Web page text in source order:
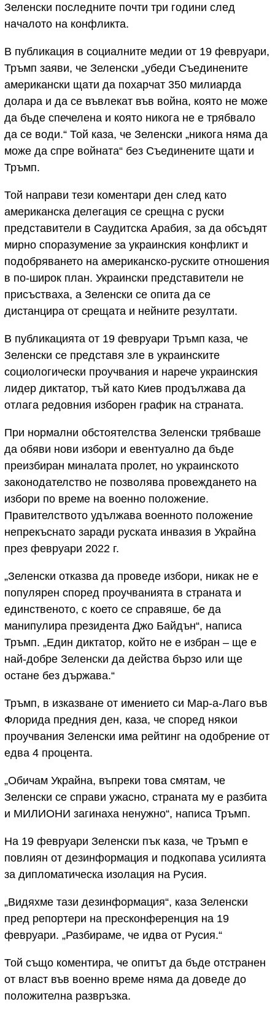
Зеленски последните почти три години след
началото на конфликта.
В публикация в социалните медии от 19 февруари,
Тръмп заяви, че Зеленски „убеди Съединените
американски щати да похарчат 350 милиарда
долара и да се въвлекат във война, която не може
да бъде спечелена и която никога не е трябвало
да се води.“ Той каза, че Зеленски „никога няма да
може да спре войната“ без Съединените щати и
Тръмп.
Той направи тези коментари ден след като
американска делегация се срещна с руски
представители в Саудитска Арабия, за да обсъдят
мирно споразумение за украинския конфликт и
подобряването на американско-руските отношения
в по-широк план. Украински представители не
присъстваха, а Зеленски се опита да се
дистанцира от срещата и нейните резултати.
В публикацията от 19 февруари Тръмп каза, че
Зеленски се представя зле в украинските
социологически проучвания и нарече украинския
лидер диктатор, тъй като Киев продължава да
отлага редовния изборен график на страната.
При нормални обстоятелства Зеленски трябваше
да обяви нови избори и евентуално да бъде
преизбиран миналата пролет, но украинското
законодателство не позволява провеждането на
избори по време на военно положение.
Правителството удължава военното положение
непрекъснато заради руската инвазия в Украйна
през февруари 2022 г.
„Зеленски отказва да проведе избори, никак не е
популярен според проучванията в страната и
единственото, с което се справяше, бе да
манипулира президента Джо Байдън“, написа
Тръмп. „Един диктатор, който не е избран – ще е
най-добре Зеленски да действа бързо или ще
остане без държава.“
Тръмп, в изказване от имението си Мар-а-Лаго във
Флорида предния ден, каза, че според някои
проучвания Зеленски има рейтинг на одобрение от
едва 4 процента.
„Обичам Украйна, въпреки това смятам, че
Зеленски се справи ужасно, страната му е разбита
и МИЛИОНИ загинаха ненужно“, написа Тръмп.
На 19 февруари Зеленски пък каза, че Тръмп е
повлиян от дезинформация и подкопава усилията
за дипломатическа изолация на Русия.
„Видяхме тази дезинформация“, каза Зеленски
пред репортери на пресконференция на 19
февруари. „Разбираме, че идва от Русия.“
Той също коментира, че опитът да бъде отстранен
от власт във военно време няма да доведе до
положителна развръзка.